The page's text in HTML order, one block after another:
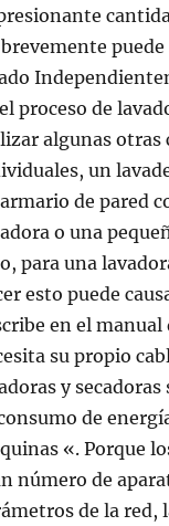
proceso de
algunas otras
un
de pared
o una
para una
esto puede
en el
su propio
y
de
«. Porque
número de
de la red,